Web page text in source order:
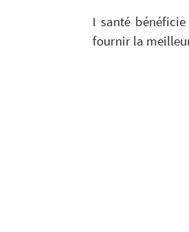
I santé
fournir la